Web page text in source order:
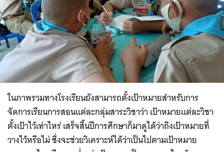
ในภาพรวมทางโรงเรียนยังสามารถตั้งเป้าหมายสำหรับการ
จัดการเรียนการสอนแต่ละกลุ่มสาระวิชาว่า เป้าหมายแต่ละวิชา
ตั้งเป้าไว้เท่าไหร่ เสร็จสิ้นปีการศึกษาก็มาดูได้ว่าถึงเป้าหมายที่
วางไว้หรือไม่ ซึ่งจะช่วยวิเคราะห์ได้ว่าเป็นไปตามเป้าหมาย